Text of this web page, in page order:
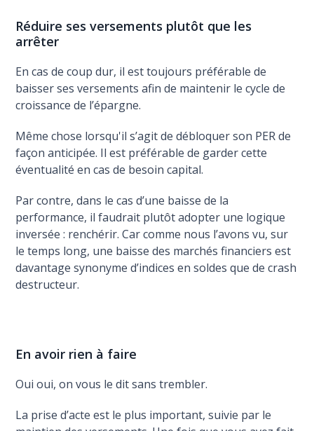
Réduire ses versements plutôt que les
arrêter
En cas de coup dur, il est toujours préférable de
baisser ses versements afin de maintenir le cycle de
croissance de l’épargne.
Même chose lorsqu'il s’agit de débloquer son PER de
façon anticipée. Il est préférable de garder cette
éventualité en cas de besoin capital.
Par contre, dans le cas d’une baisse de la
performance, il faudrait plutôt adopter une logique
inversée : renchérir. Car comme nous l’avons vu, sur
le temps long, une baisse des marchés financiers est
davantage synonyme d’indices en soldes que de crash
destructeur.
En avoir rien à faire
Oui oui, on vous le dit sans trembler.
La prise d’acte est le plus important, suivie par le